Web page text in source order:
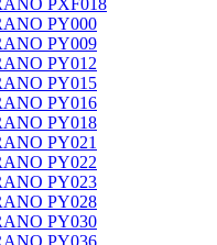
PXF018
PY000
PY009
PY012
PY015
PY016
PY018
PY021
PY022
PY023
PY028
PY030